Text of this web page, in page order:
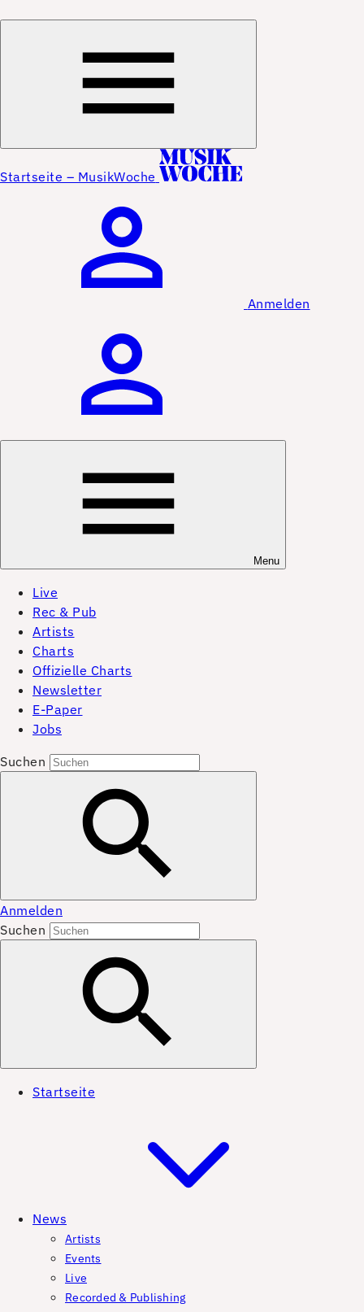
Startseite – MusikWoche
Anmelden
Menu
Live
Rec & Pub
Artists
Charts
Offizielle Charts
Newsletter
E-Paper
Jobs
Suchen
Anmelden
Suchen
Startseite
News
Artists
Events
Live
Recorded & Publishing